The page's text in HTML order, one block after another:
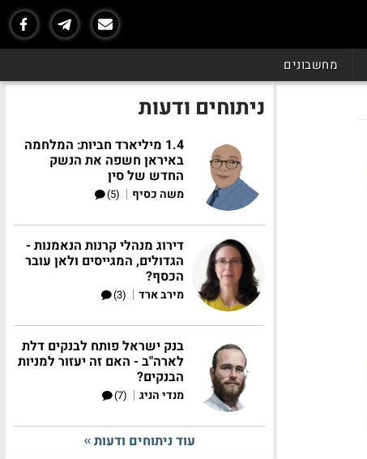
מחשבונים
ניתוחים ודעות
1.4 מיליארד חביות: המלחמה
באיראן חשפה את הנשק
החדש של סין
משה כסיף |
(5)
דירוג מנהלי קרנות הנאמנות -
הגדולים, המגייסים ולאן עובר
הכסף?
מירב ארד |
(3)
בנק ישראל פותח לבנקים דלת
לארה"ב - האם זה יעזור למניות
הבנקים?
מנדי הניג |
(7)
עוד ניתוחים ודעות